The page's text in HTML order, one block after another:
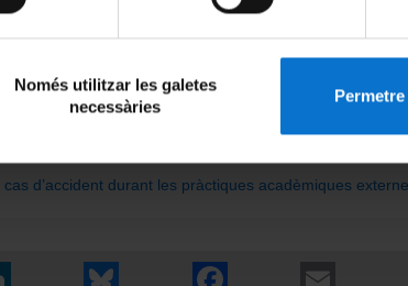
Només utilitzar les galetes
necessàries
Per a qualsevol dubte, envieu un correu electrònic
les pràctiques externes
d’accidents:
d’accident durant les pràctiques acadèmiques